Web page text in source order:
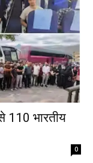
110 भारतीय
0